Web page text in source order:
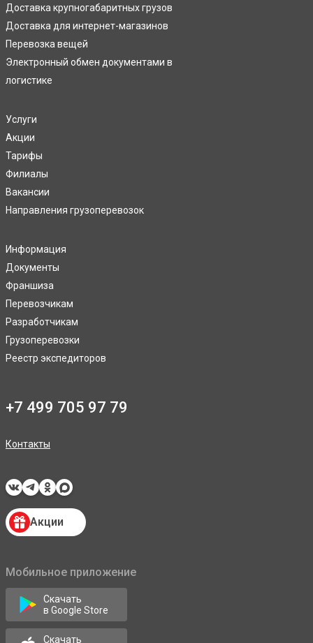
Доставка крупногабаритных грузов
Доставка для интернет-магазинов
Перевозка вещей
Электронный обмен документами в
логистике
Услуги
Акции
Тарифы
Филиалы
Вакансии
Направления грузоперевозок
Информация
Документы
Франшиза
Перевозчикам
Разработчикам
Грузоперевозки
Реестр экспедиторов
+7 499 705 97 79
Контакты
Акции
Мобильное приложение
Скачать
в Google Store
Скачать